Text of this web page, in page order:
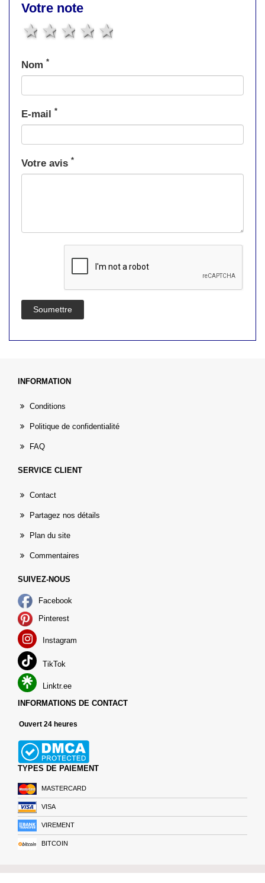
Votre note
4 stars
3 stars
2 stars
1 star
Nom *
E-mail *
Votre avis *
Soumettre
INFORMATION
Conditions
Politique de confidentialité
FAQ
SERVICE CLIENT
Contact
Partagez nos détails
Plan du site
Commentaires
SUIVEZ-NOUS
Facebook
Pinterest
Instagram
TikTok
Linktr.ee
INFORMATIONS DE CONTACT
Ouvert 24 heures
TYPES DE PAIEMENT
MASTERCARD
VISA
VIREMENT
BITCOIN